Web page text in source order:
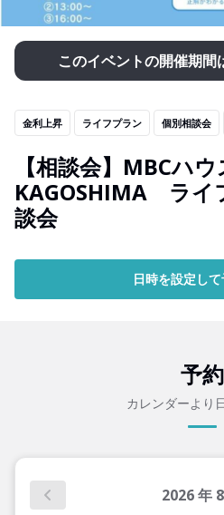
このイベントの開催期間
金利上昇 ライフプラン 個別相談会
【相談会】MBCハ
KAGOSHIMA ライ
談会
日時を設定し
予約
カレンダーより
2026年 8